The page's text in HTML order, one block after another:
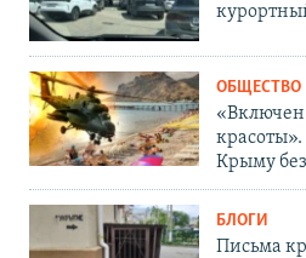
ОБЩЕСТВО
Крыму
БЛОГИ
Письма